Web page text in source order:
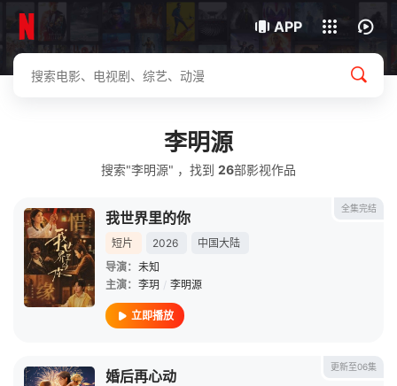
APP
下载客户端
我的观影记录
李明源
搜索"李明源" ，找到 26部影视作品
全集完结
我世界里的你
短片 2026
中国大陆
导演： 未知
主演： 李玥 / 李明源
立即播放
更新至06集
婚后再心动